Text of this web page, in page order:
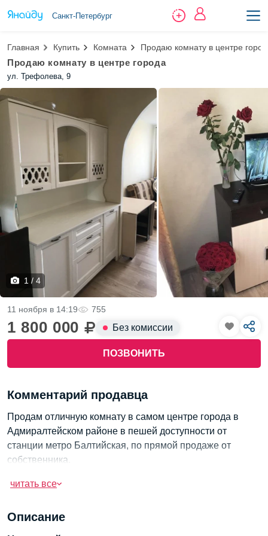
Санкт-Петербург
Главная Купить Комната Продаю комнату в центре
Продаю комнату в центре города
ул. Трефолева, 9
1 / 4
1 800 000 Без комиссии
ПОЗВОНИТЬ
11 ноября в 14:19 755
Описание
Комментарий продавца
Продам отличную комнату в самом центре города в
Адмиралтейском районе в пешей доступности от
станции метро Балтийская, по прямой продаже от
собственника.
Комната с уютной площадью 18 кв метров, выполнен
владельцам останется вся новая мебель и техника, все
читать все